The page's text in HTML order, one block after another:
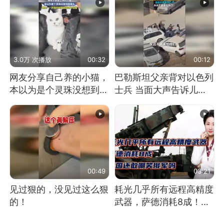
3.0万 次播放 00:32
网友分享自己养的小猫，
本以为是个灵珠没想到是
00:12
巴勒斯坦父亲背对以色列
士兵 当面大声告诉儿
00:49
见过狠的，没见过这么狠
的！
03:21
耗光几乎所有远程高精度
武器，萨德消耗8成！美